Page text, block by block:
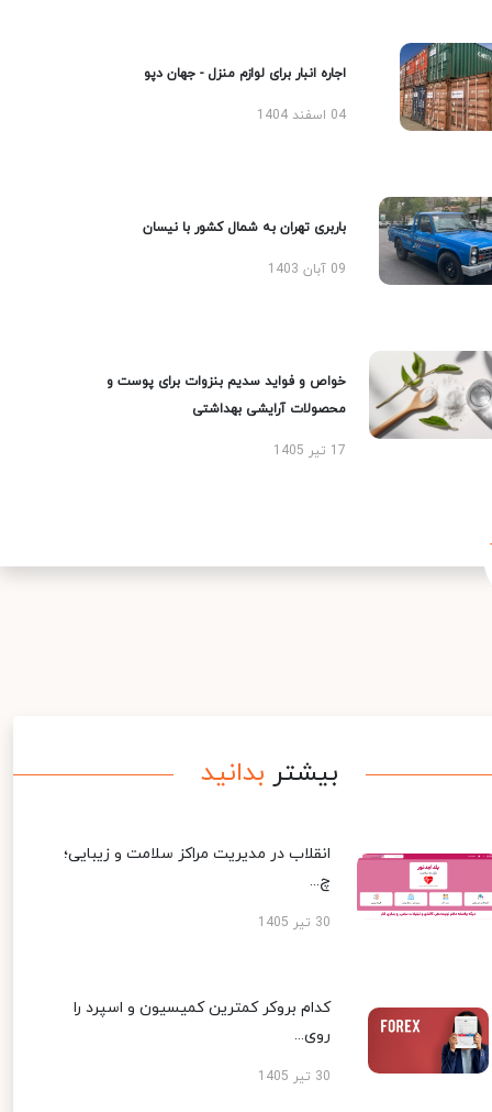
اجاره انبار برای لوازم منزل - جهان دپو
04 اسفند 1404
باربری تهران به شمال کشور با نیسان
09 آبان 1403
خواص و فواید سدیم بنزوات برای پوست و
محصولات آرایشی بهداشتی
17 تیر 1405
بیشتر بدانید
انقلاب در مدیریت مراکز سلامت و زیبایی؛
چ...
30 تیر 1405
کدام بروکر کمترین کمیسیون و اسپرد را
روی...
30 تیر 1405